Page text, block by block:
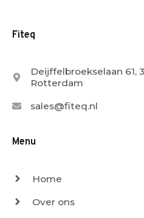
Fiteq
Deijffelbroekselaan 61,
Rotterdam
sales@fiteq.nl
Menu
Home
Over ons